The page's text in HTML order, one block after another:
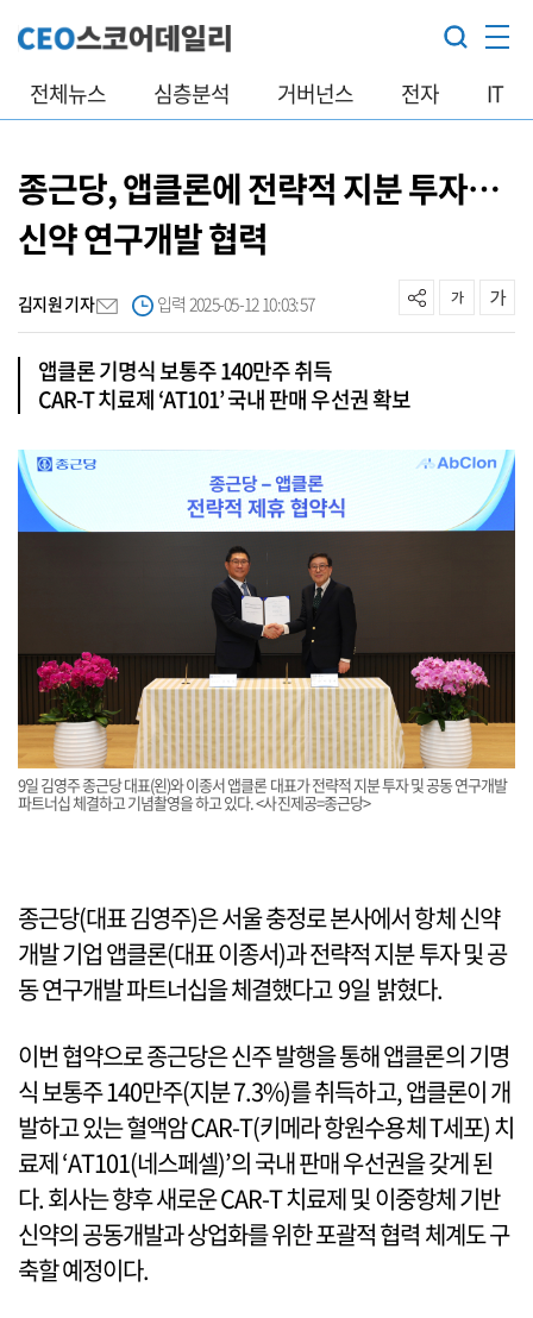
전체뉴스 심층분석 거버넌스 전자 IT
종근당, 앱클론에 전략적 지분 투자…
신약 연구개발 협력
김지원 기자 입력 2025-05-12 10:03:57
앱클론 기명식 보통주 140만주 취득
CAR-T 치료제 ‘AT101’ 국내 판매 우선권 확보
9일 김영주 종근당 대표(왼)와 이종서 앱클론 대표가 전략적 지분 투자 및 공동 연구개발
파트너십 체결하고 기념촬영을 하고 있다. <사진제공=종근당>
종근당(대표 김영주)은 서울 충정로 본사에서 항체 신약
개발 기업 앱클론(대표 이종서)과 전략적 지분 투자 및 공
동 연구개발 파트너십을 체결했다고 9일 밝혔다.
이번 협약으로 종근당은 신주 발행을 통해 앱클론의 기명
식 보통주 140만주(지분 7.3%)를 취득하고, 앱클론이 개
발하고 있는 혈액암 CAR-T(키메라 항원수용체 T세포) 치
료제 ‘AT101(네스페셀)’의 국내 판매 우선권을 갖게 된
다. 회사는 향후 새로운 CAR-T 치료제 및 이중항체 기반
신약의 공동개발과 상업화를 위한 포괄적 협력 체계도 구
축할 예정이다.